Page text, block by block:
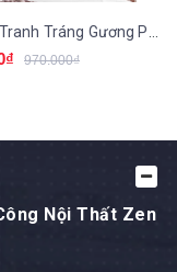
970.000₫
Nội Thất Zen